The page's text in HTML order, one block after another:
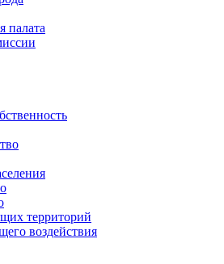
палата
территорий
воздействия